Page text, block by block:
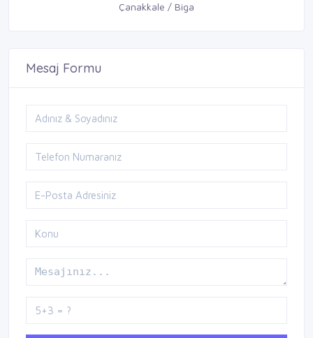
Çanakkale / Biga
Mesaj Formu